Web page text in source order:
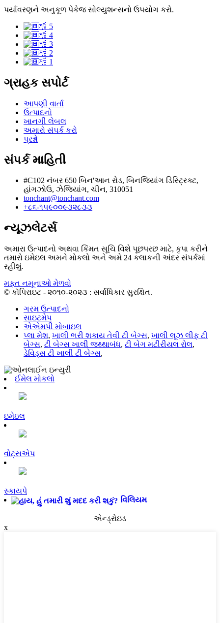
પર્યાવરણને અનુકૂળ પેકેજ સોલ્યુશન્સનો ઉપયોગ કરો.
ગ્રાહક સપોર્ટ
આપણી વાર્તા
ઉત્પાદનો
ખાનગી લેબલ
અમારો સંપર્ક કરો
પ્રશ્નો
સંપર્ક માહિતી
#C102 નંબર 650 બિન'આન રોડ, બિનજિયાંગ ડિસ્ટ્રિક્ટ,
હાંગઝોઉ, ઝેજિયાંગ, ચીન, 310051
tonchant@tonchant.com
+૮૬-૧૫૯૦૦૯૩૨૮૩૩
ન્યૂઝલેટર્સ
અમારા ઉત્પાદનો અથવા કિંમત સૂચિ વિશે પૂછપરછ માટે, કૃપા કરીને
તમારો ઇમેઇલ અમને મોકલો અને અમે 24 કલાકની અંદર સંપર્કમાં
રહીશું.
મફત નમૂનાઓ મેળવો
© કૉપિરાઇટ - ૨૦૧૦-૨૦૨૩ : સર્વાધિકાર સુરક્ષિત.
ગરમ ઉત્પાદનો
સાઇટમેપ
એએમપી મોબાઇલ
પ્લા મેશ, ખાલી ભરી શકાય તેવી ટી બેગ્સ, ખાલી લૂઝ લીફ ટી
બેગ્સ, ટી બેગ્સ ખાલી જથ્થાબંધ, ટી બેગ મટીરીયલ રોલ,
ડેવિડ્સ ટી ખાલી ટી બેગ્સ,
ઈમેલ મોકલો
ઇમેઇલ
વોટ્સએપ
સ્કાયપે
વિલિયમ
એન્ડ્રોઇડ
x